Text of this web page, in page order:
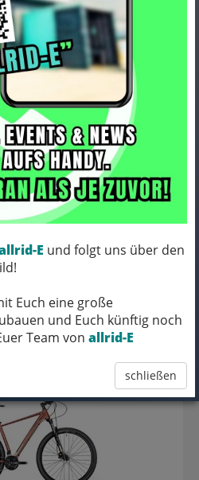
E und folgt uns über den
Euch eine große
und Euch künftig noch
Team von allrid-E
schließen
56 cm grün